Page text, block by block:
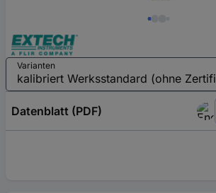
Varianten
Datenblatt (PDF)